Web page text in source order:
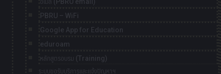
อีเมล์ (PBRU email)
PBRU – WiFi
Google App for Education
eduroam
หลักสูตรอบรม (Training)
ระบบขอรับบริการและแจ้งปัญหาฯ